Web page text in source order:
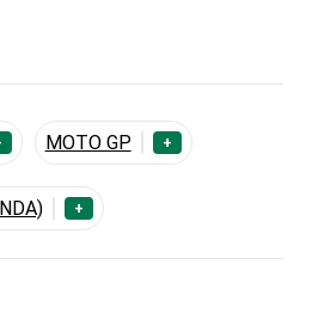
MOTO GP +
+